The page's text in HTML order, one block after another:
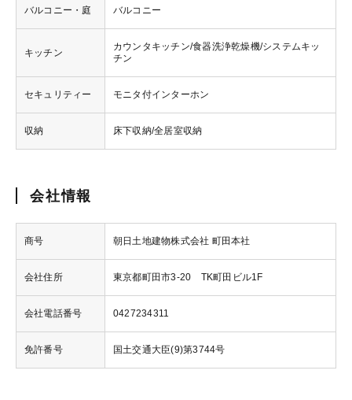
バルコニー・庭 バルコニー
キッチン
カウンタキッチン/食器洗浄乾燥機/システムキッ
チン
セキュリティー モニタ付インターホン
収納 床下収納/全居室収納
会社情報
商号 朝日土地建物株式会社 町田本社
会社住所 東京都町田市3-20 TK町田ビル1F
会社電話番号 0427234311
免許番号 国土交通大臣(9)第3744号